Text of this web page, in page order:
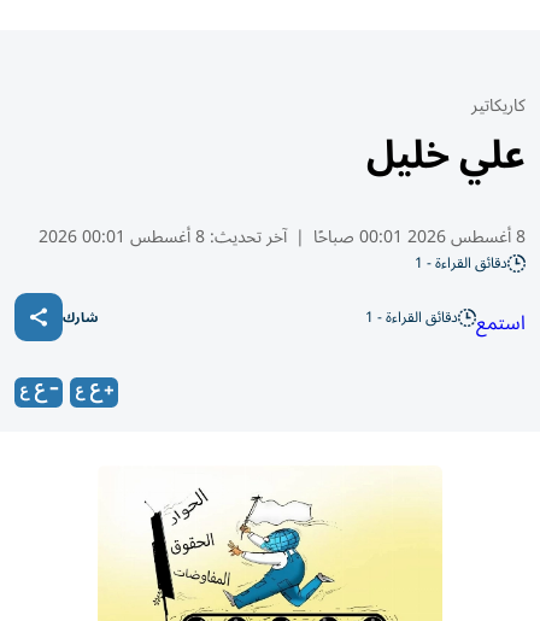
كاريكاتير
علي خليل
8 أغسطس 2026 00:01 صباحًا | آخر تحديث:8 أغسطس 00:01 2026
دقائق القراءة - 1
استمع دقائق القراءة - 1 شارك